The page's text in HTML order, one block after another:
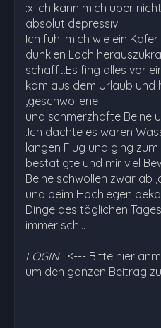
:x Ich kann mich über
absolut depressiv.
Ich fühl mich wie ein
dunklen Loch
schafft.Es fing alles vor
kam aus dem Urlaub
,geschwollene
und schmerzhafte Beine
.Ich dachte es wären
langen Flug und ging
bestätigte und mir viel
Beine schwollen zwar ab
und beim Hochlegen
Dinge des täglichen
immer sch…
LOGIN <--- Bitte hier
um den ganzen Beitrag